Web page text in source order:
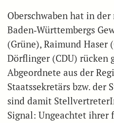
Oberschwaben hat in
Baden‑Württembergs
(Grüne), Raimund Haser
Dörflinger (CDU)
Abgeordnete aus der
Staatssekretärs bzw. der
sind damit
Signal: Ungeachtet ihrer